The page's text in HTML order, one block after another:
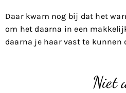
Daar kwam nog bij dat het
om het daarna in een
daarna je haar vast te kunnen
Niet